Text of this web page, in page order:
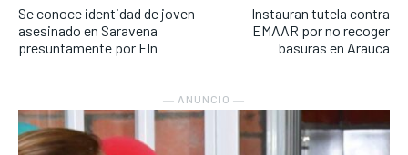
Se conoce identidad de joven
asesinado en Saravena
presuntamente por Eln
Instauran tutela contra
EMAAR por no recoger
basuras en Arauca
― ANUNCIO ―